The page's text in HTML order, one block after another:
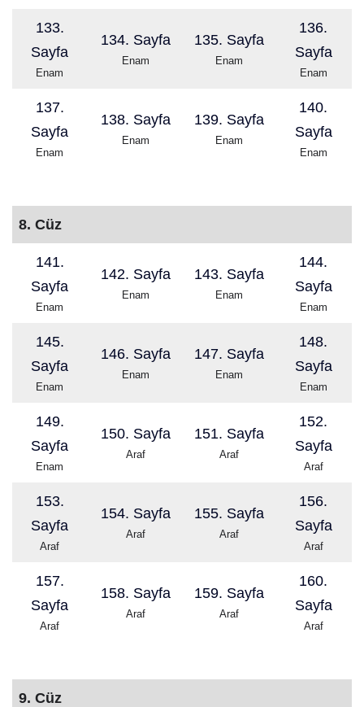
133.
Sayfa
Enam
134. Sayfa
Enam
135. Sayfa
Enam
136.
Sayfa
Enam
137.
Sayfa
Enam
138. Sayfa
Enam
139. Sayfa
Enam
140.
Sayfa
Enam
8. Cüz
141.
Sayfa
Enam
142. Sayfa
Enam
143. Sayfa
Enam
144.
Sayfa
Enam
145.
Sayfa
Enam
146. Sayfa
Enam
147. Sayfa
Enam
148.
Sayfa
Enam
149.
Sayfa
Enam
150. Sayfa
Araf
151. Sayfa
Araf
152.
Sayfa
Araf
153.
Sayfa
Araf
154. Sayfa
Araf
155. Sayfa
Araf
156.
Sayfa
Araf
157.
Sayfa
Araf
158. Sayfa
Araf
159. Sayfa
Araf
160.
Sayfa
Araf
9. Cüz